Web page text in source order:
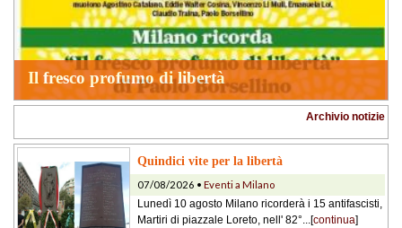
Il fresco profumo di libertà
Archivio notizie
Quindici vite per la libertà
07/08/2026 • Eventi a Milano
Lunedì 10 agosto Milano ricorderà i 15 antifascisti,
Martiri di piazzale Loreto, nell' 82°...[continua]